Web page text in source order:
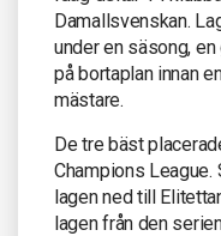
Damallsvenskan.
under en säsong,
på bortaplan innan
mästare.
De tre bäst
Champions
lagen ned till
lagen från den